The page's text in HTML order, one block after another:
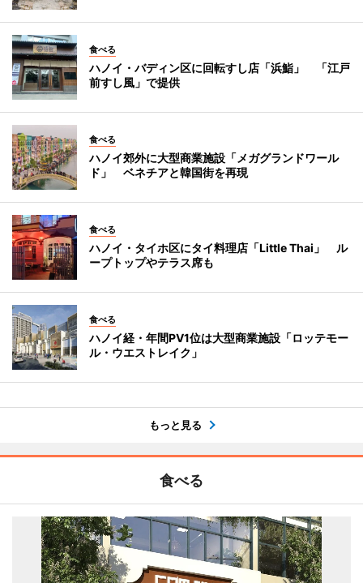
食べる
ハノイ・バディン区に回転すし店「浜鮨」 「江戸
前すし風」で提供
食べる
ハノイ郊外に大型商業施設「メガグランドワール
ド」 ベネチアと韓国街を再現
食べる
ハノイ・タイホ区にタイ料理店「Little Thai」 ル
ープトップやテラス席も
食べる
ハノイ経・年間PV1位は大型商業施設「ロッテモー
ル・ウエストレイク」
もっと見る
食べる